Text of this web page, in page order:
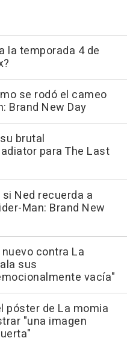
la temporada 4 de
se rodó el cameo
Brand New Day
brutal
para The Last
Ned recuerda a
Man: Brand New
contra La
sus
vacía"
póster de La momia
"una imagen